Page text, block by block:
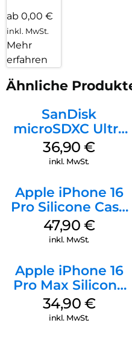
ab 0,00 €
inkl. MwSt.
Mehr
erfahren
Ähnliche
SanDisk
microSDXC Ultra
128 GB + Adapter
Mobile
36,90€
inkl. MwSt.
Apple iPhone 16
Pro Silicone Case
MagSafe Denim
47,90 €
inkl. MwSt.
Apple iPhone 16
Pro Max Silicone
Case MagSafe
Denim
34,90 €
inkl. MwSt.